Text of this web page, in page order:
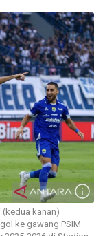
(kedua kanan)
ke gawang PSIM